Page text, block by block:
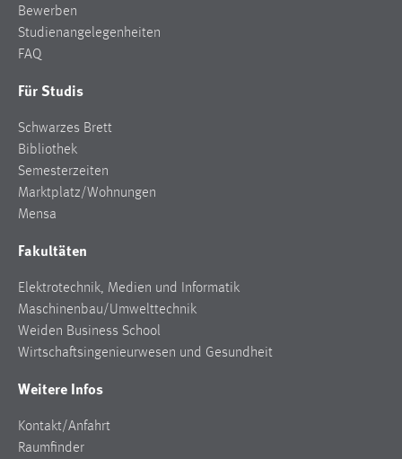
Bewerben
Studienangelegenheiten
FAQ
Für Studis
Schwarzes Brett
Bibliothek
Semesterzeiten
Marktplatz/Wohnungen
Mensa
Fakultäten
Elektrotechnik, Medien und Informatik
Maschinenbau/Umwelttechnik
Weiden Business School
Wirtschaftsingenieurwesen und Gesundheit
Weitere Infos
Kontakt/Anfahrt
Raumfinder
Das Cookie speichert die gewählte Sprache der Website.
Cookie Laufzeit:
Name:
MibewSessionID, MIBEW_UserID, mibew_locale, mibew-
chat-frame-style-5e9dbeb1811c0446
MibewSessionID, mibew-chat-frame-style-
5e9dbeb1811c0446 = Sitzungslaufzeit, mibew_locale = 3
Jahre, MIBEW_UserID = 1 Jahr
Login
Name:
fe_user, be_user, be_lastLoginProvider